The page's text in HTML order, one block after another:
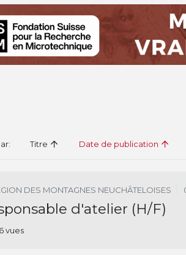
Titre Date de publication
DES MONTAGNES NEUCHÂTELOISES
d'atelier (H/F)
vues